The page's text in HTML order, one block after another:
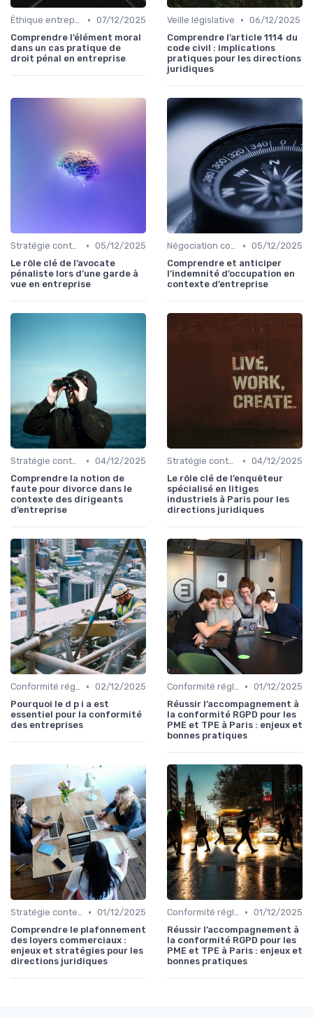
Éthique entreprise • 07/12/2025
Comprendre l’élément moral
dans un cas pratique de
droit pénal en entreprise
Veille législative • 06/12/2025
Comprendre l’article 1114 du
code civil : implications
pratiques pour les directions
juridiques
Stratégie contentieuse • 05/12/2025
Le rôle clé de l’avocate
pénaliste lors d’une garde à
vue en entreprise
Négociation contrats • 05/12/2025
Comprendre et anticiper
l’indemnité d’occupation en
contexte d’entreprise
Stratégie contentieuse • 04/12/2025
Comprendre la notion de
faute pour divorce dans le
contexte des dirigeants
d’entreprise
Stratégie contentieuse • 04/12/2025
Le rôle clé de l’enquêteur
spécialisé en litiges
industriels à Paris pour les
directions juridiques
Conformité réglementaire • 02/12/2025
Pourquoi le d p i a est
essentiel pour la conformité
des entreprises
Conformité réglementaire • 01/12/2025
Réussir l’accompagnement à
la conformité RGPD pour les
PME et TPE à Paris : enjeux et
bonnes pratiques
Stratégie contentieuse • 01/12/2025
Comprendre le plafonnement
des loyers commerciaux :
enjeux et stratégies pour les
directions juridiques
Conformité réglementaire • 01/12/2025
Réussir l’accompagnement à
la conformité RGPD pour les
PME et TPE à Paris : enjeux et
bonnes pratiques